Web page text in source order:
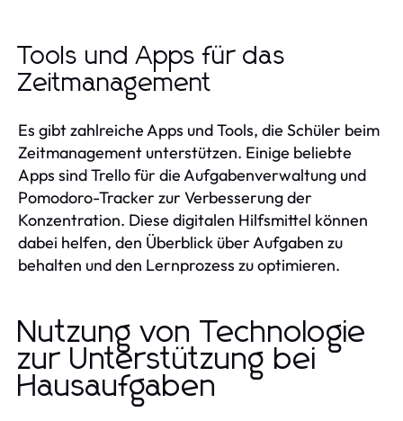
Tools und Apps für das
Zeitmanagement
Es gibt zahlreiche Apps und Tools, die Schüler beim
Zeitmanagement unterstützen. Einige beliebte
Apps sind Trello für die Aufgabenverwaltung und
Pomodoro-Tracker zur Verbesserung der
Konzentration. Diese digitalen Hilfsmittel können
dabei helfen, den Überblick über Aufgaben zu
behalten und den Lernprozess zu optimieren.
Nutzung von Technologie
zur Unterstützung bei
Hausaufgaben